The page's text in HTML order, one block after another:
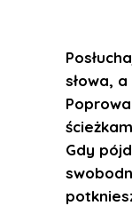
słowa,
Gdy